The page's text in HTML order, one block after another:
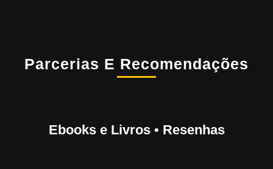
Parcerias E Recomendações
Ebooks e Livros • Resenhas